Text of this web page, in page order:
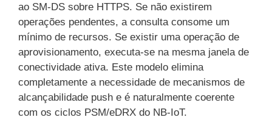
ao SM-DS sobre HTTPS. Se não existirem
operações pendentes, a consulta consome um
mínimo de recursos. Se existir uma operação de
aprovisionamento, executa-se na mesma janela de
conectividade ativa. Este modelo elimina
completamente a necessidade de mecanismos de
alcançabilidade push e é naturalmente coerente
com os ciclos PSM/eDRX do NB-IoT.